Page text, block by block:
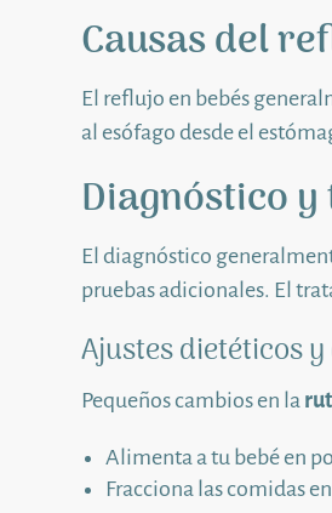
Causas del
El reflujo en bebés
al esófago desde el
Diagnóstico
El diagnóstico
pruebas adicionales. El
Ajustes dietéticos
Pequeños cambios en la
Alimenta a tu bebé en
Fracciona las comidas